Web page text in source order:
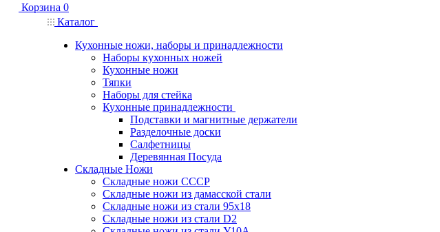
Корзина 0
Каталог
Кухонные ножи, наборы и принадлежности
Наборы кухонных ножей
Кухонные ножи
Тяпки
Наборы для стейка
Кухонные принадлежности
Подставки и магнитные держатели
Разделочные доски
Салфетницы
Деревянная Посуда
Складные Ножи
Cкладные ножи СССР
Складные ножи из дамасской стали
Складные ножи из стали 95х18
Складные ножи из стали D2